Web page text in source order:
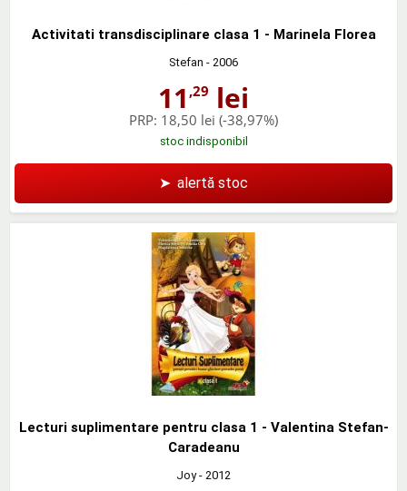
Activitati transdisciplinare clasa 1 - Marinela Florea
Stefan - 2006
11 ,29 lei
PRP: 18,50 lei (-38,97%)
stoc indisponibil
➤ alertă stoc
Lecturi suplimentare pentru clasa 1 - Valentina Stefan-
Caradeanu
Joy- 2012